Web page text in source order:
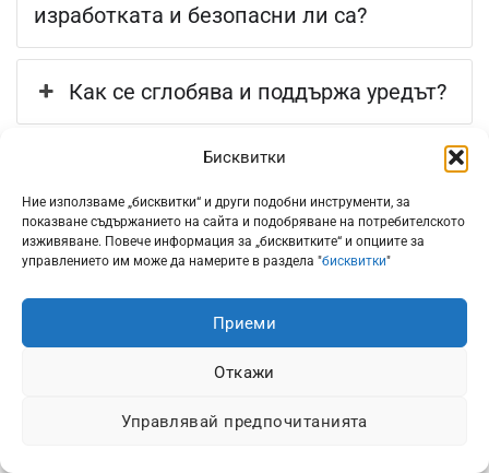
Бисквитки
Ние използваме „бисквитки“ и други подобни инструменти, за
показване съдържанието на сайта и подобряване на потребителското
изживяване. Повече информация за „бисквитките“ и опциите за
управлението им може да намерите в раздела "бисквитки"
Приеми
Откажи
Управлявай предпочитанията
изработката и безопасни ли са?
Как се сглобява и поддържа уредът?
Какви са мерките за безопасност
при работа с казана?
Вижте още: